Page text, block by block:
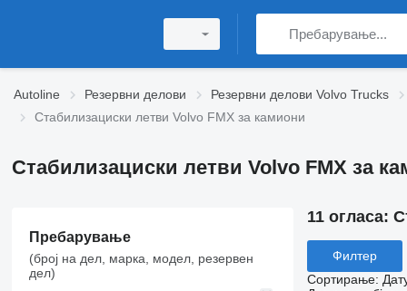
Autoline Резервни делови Резервни делови Volvo Trucks
Стабилизациски летви Volvo FMX за камиони
Стабилизациски летви Volvo FMX за
Пребарување
(број на дел, марка, модел, резервен
дел)
11 огласа:
Филтер
Сортирање: